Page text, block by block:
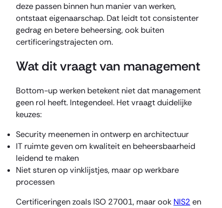
deze passen binnen hun manier van werken,
ontstaat eigenaarschap. Dat leidt tot consistenter
gedrag en betere beheersing, ook buiten
certificeringstrajecten om.
Wat dit vraagt van management
Bottom-up werken betekent niet dat management
geen rol heeft. Integendeel. Het vraagt duidelijke
keuzes:
Security meenemen in ontwerp en architectuur
IT ruimte geven om kwaliteit en beheersbaarheid
leidend te maken
Niet sturen op vinklijstjes, maar op werkbare
processen
Certificeringen zoals ISO 27001, maar ook NIS2 en